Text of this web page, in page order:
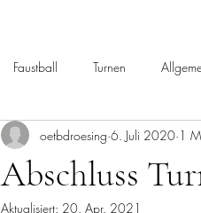
Faustball Turnen
Abschluss
oetbdroesing 6. Juli 2020 1
Aktualisiert: 20. Apr. 2021